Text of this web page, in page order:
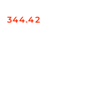
Cena:
344.42